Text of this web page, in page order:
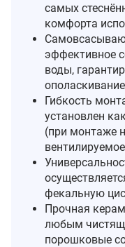
самых
комфорта
эффективное
воды,
Гибкость
установлен
(при монтаже
фекальную
Прочная
любым
порошковые